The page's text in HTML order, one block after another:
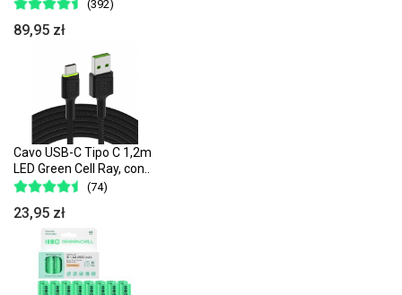
(392)
89,95 zł
Cavo USB-C Tipo C 1,2m
LED Green Cell Ray, con..
(74)
23,95 zł